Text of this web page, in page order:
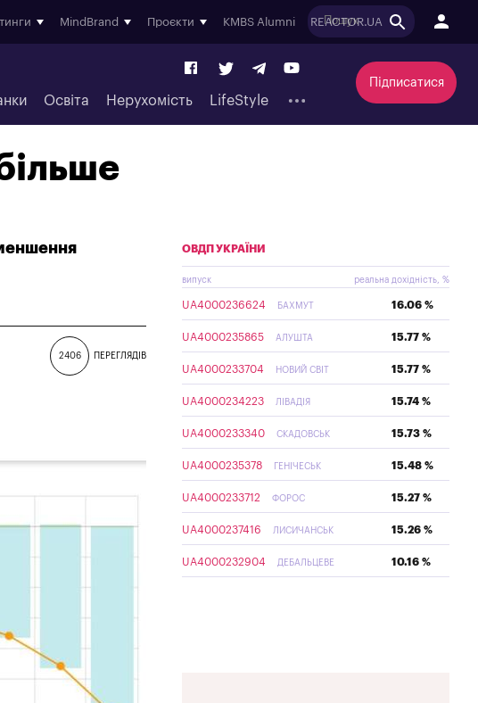
MindBrand Проєкти KMBS Alumni REACTOR.UA
Освіта Нерухомість LifeStyle
Підписатися
2406 ПЕРЕГЛЯДІВ
ОВДП УКРАЇНИ
випуск реальна дохідність, %
UA4000236624 БАХМУТ 16.06 %
UA4000235865 АЛУШТА 15.77 %
UA4000233704 НОВИЙ СВІТ 15.77 %
UA4000234223 ЛІВАДІЯ 15.74 %
UA4000233340 СКАДОВСЬК 15.73 %
UA4000235378 ГЕНІЧЕСЬК 15.48 %
UA4000233712 ФОРОС 15.27 %
UA4000237416 ЛИСИЧАНСЬК 15.26 %
UA4000232904 ДЕБАЛЬЦЕВЕ 10.16 %